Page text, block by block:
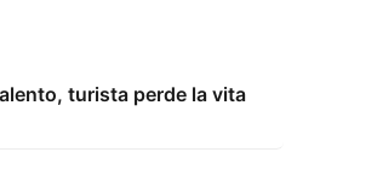
turista perde la vita